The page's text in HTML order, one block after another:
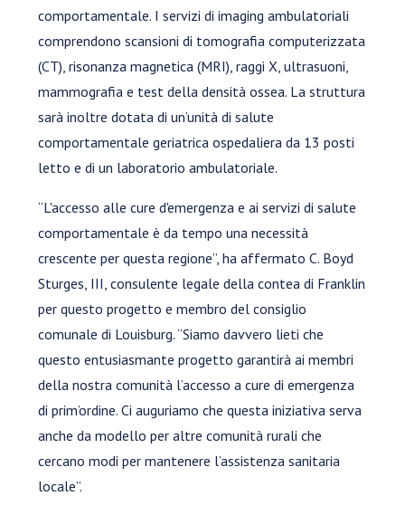
comportamentale. I servizi di imaging ambulatoriali
comprendono scansioni di tomografia computerizzata
(CT), risonanza magnetica (MRI), raggi X, ultrasuoni,
mammografia e test della densità ossea. La struttura
sarà inoltre dotata di un’unità di salute
comportamentale geriatrica ospedaliera da 13 posti
letto e di un laboratorio ambulatoriale.
“L'accesso alle cure d'emergenza e ai servizi di salute
comportamentale è da tempo una necessità
crescente per questa regione”, ha affermato C. Boyd
Sturges, III, consulente legale della contea di Franklin
per questo progetto e membro del consiglio
comunale di Louisburg. “Siamo davvero lieti che
questo entusiasmante progetto garantirà ai membri
della nostra comunità l’accesso a cure di emergenza
di prim’ordine. Ci auguriamo che questa iniziativa serva
anche da modello per altre comunità rurali che
cercano modi per mantenere l’assistenza sanitaria
locale”.